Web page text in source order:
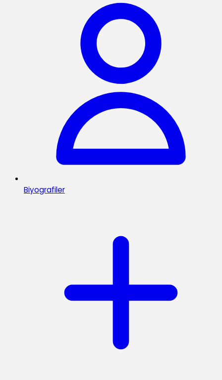
Biyografiler